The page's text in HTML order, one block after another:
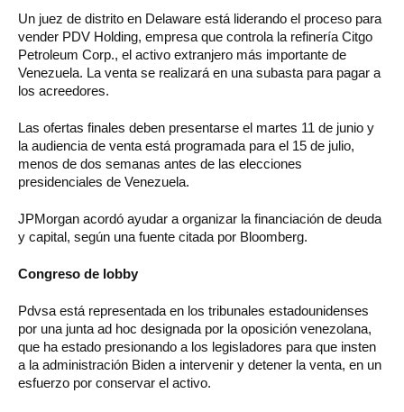
Un juez de distrito en Delaware está liderando el proceso para
vender PDV Holding, empresa que controla la refinería Citgo
Petroleum Corp., el activo extranjero más importante de
Venezuela. La venta se realizará en una subasta para pagar a
los acreedores.
Las ofertas finales deben presentarse el martes 11 de junio y
la audiencia de venta está programada para el 15 de julio,
menos de dos semanas antes de las elecciones
presidenciales de Venezuela.
JPMorgan acordó ayudar a organizar la financiación de deuda
y capital, según una fuente citada por Bloomberg.
Congreso de lobby
Pdvsa está representada en los tribunales estadounidenses
por una junta ad hoc designada por la oposición venezolana,
que ha estado presionando a los legisladores para que insten
a la administración Biden a intervenir y detener la venta, en un
esfuerzo por conservar el activo.